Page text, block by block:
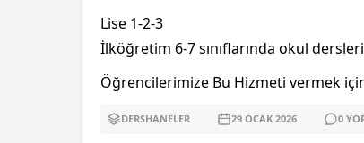
Lise 1-2-3
İlköğretim 6-7 sınıflarında okul
Öğrencilerimize Bu Hizmeti vermek
DERSHANELER 29 OCAK 2026 0